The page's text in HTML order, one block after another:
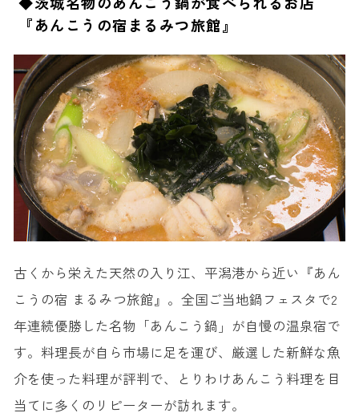
『あんこうの宿まるみつ旅館』
古くから栄えた天然の入り江、平潟港から近い『あん
こうの宿 まるみつ旅館』。全国ご当地鍋フェスタで2
年連続優勝した名物「あんこう鍋」が自慢の温泉宿で
す。料理長が自ら市場に足を運び、厳選した新鮮な魚
介を使った料理が評判で、とりわけあんこう料理を目
当てに多くのリピーターが訪れます。